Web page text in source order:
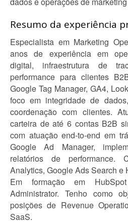
Resumo da experiência
Especialista em Marketing
anos de experiência em
digital, infraestrutura de
performance para clientes
Google Tag Manager, GA4,
foco em integridade de
coordenação com clientes.
carteira de até 6 contas B2B
com atuação end-to-end em
Google Ad Manager,
relatórios de performance.
Analytics, Google Ads Search e
Em formação em
Administrator. Tenho como
posições de Revenue
SaaS.